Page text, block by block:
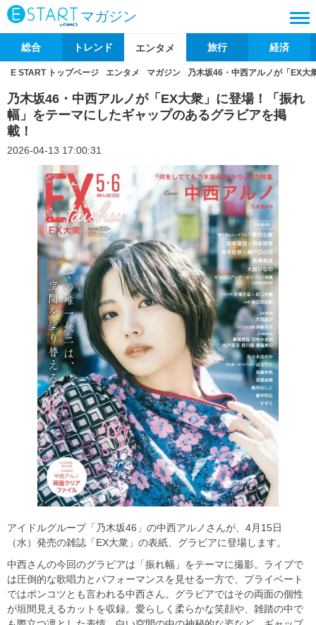
マガジン
総合 トレンド エンタメ 旅行 経済
E START トップページ エンタメ マガジン 乃木坂46・中西アルノが「EX大
乃木坂46・中西アルノが「EX大衆」に登場！「振れ
幅」をテーマにしたギャップのあるグラビアを掲
載！
2026-04-13 17:00:31
アイドルグループ「乃木坂46」の中西アルノさんが、4月15日
（水）発売の雑誌「EX大衆」の表紙、グラビアに登場します。
中西さんの今回のグラビアは「振れ幅」をテーマに撮影。ライブで
は圧倒的な歌唱力とパフォーマンスを見せる一方で、プライベート
ではポンコツとも言われる中西さん。グラビアではその両面の個性
が垣間見えるカットを収録。愛らしく柔らかな笑顔や、雑踏の中で